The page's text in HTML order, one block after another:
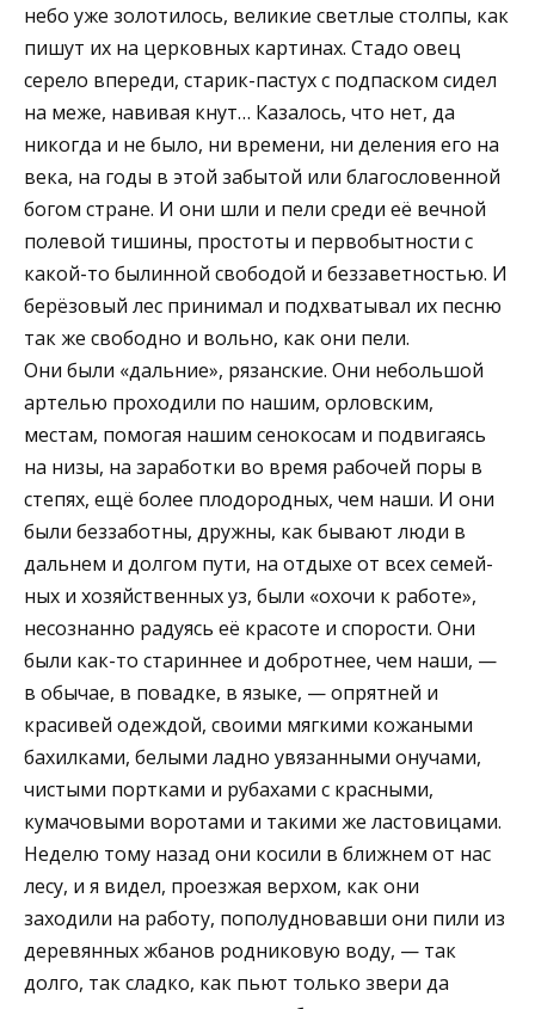
небо уже золотилось, великие светлые столпы, как
пишут их на церковных картинах. Стадо овец
серело впереди, старик-пастух с подпаском сидел
на меже, навивая кнут… Казалось, что нет, да
никогда и не было, ни времени, ни деления его на
века, на годы в этой забытой или благословенной
богом стране. И они шли и пели среди её вечной
полевой тишины, простоты и первобыт­ности с
какой-то былинной свободой и беззаветностью. И
берёзовый лес принимал и подхватывал их песню
так же свободно и вольно, как они пели.
Они были «дальние», рязанские. Они небольшой
артелью прохо­дили по нашим, орловским,
местам, помогая нашим сенокосам и подвигаясь
на низы, на заработки во время рабочей поры в
степях, ещё более плодородных, чем наши. И они
были беззаботны, дружны, как бывают люди в
дальнем и долгом пути, на отдыхе от всех семей­
ных и хозяйственных уз, были «охочи к работе»,
несознанно радуясь её красоте и спорости. Они
были как-то стариннее и добротнее, чем наши, —
в обычае, в повадке, в языке, — опрятней и
красивей одеж­дой, своими мягкими кожаными
бахилками, белыми ладно увязан­ными онучами,
чистыми портками и рубахами с красными,
кумачо­выми воротами и такими же ластовицами.
Неделю тому назад они косили в ближнем от нас
лесу, и я видел, проезжая верхом, как они
заходили на работу, пополудновавши они пили из
деревянных жбанов родниковую воду, — так
долго, так слад­ко, как пьют только звери да